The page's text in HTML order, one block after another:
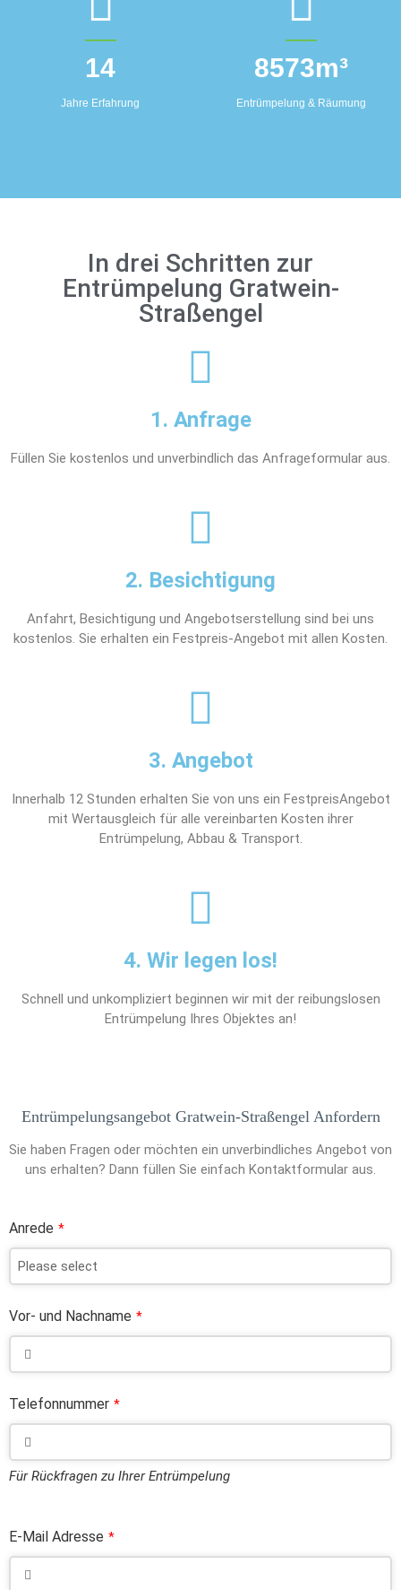
14
Jahre Erfahrung
8573m³
Entrümpelung & Räumung
In drei Schritten zur
Entrümpelung Gratwein-
Straßengel
1. Anfrage
Füllen Sie kostenlos und unverbindlich das Anfrageformular aus.
2. Besichtigung
Anfahrt, Besichtigung und Angebotserstellung sind bei uns
kostenlos. Sie erhalten ein Festpreis-Angebot mit allen Kosten.
3. Angebot
Innerhalb 12 Stunden erhalten Sie von uns ein FestpreisAngebot
mit Wertausgleich für alle vereinbarten Kosten ihrer
Entrümpelung, Abbau & Transport.
4. Wir legen los!
Schnell und unkompliziert beginnen wir mit der reibungslosen
Entrümpelung Ihres Objektes an!
Entrümpelungsangebot Gratwein-Straßengel Anfordern
Sie haben Fragen oder möchten ein unverbindliches Angebot von
uns erhalten? Dann füllen Sie einfach Kontaktformular aus.
Anrede *
Vor- und Nachname *
Telefonnummer *
Für Rückfragen zu Ihrer Entrümpelung
E-Mail Adresse *